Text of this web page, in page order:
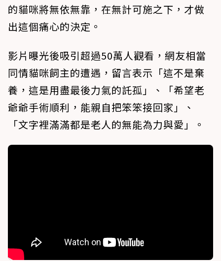
的貓咪將無依無靠，在無計可施之下，才做
出這個痛心的決定。
影片曝光後吸引超過50萬人觀看，網友相當
同情貓咪飼主的遭遇，留言表示「這不是棄
養，這是用盡最後力氣的託孤」、「希望老
爺爺手術順利，能親自把笨笨接回家」、
「文字裡滿滿都是老人的無能為力與愛」。